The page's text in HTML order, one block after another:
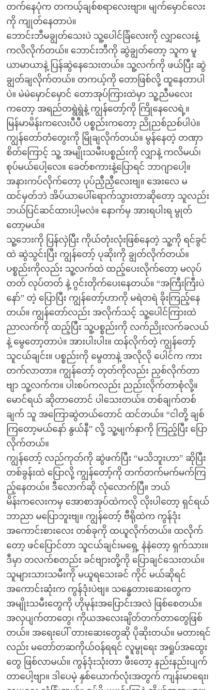
တက်နေပုံက တကယ့်ချစ်စရာလေးဗျာ။ မျက်မှောင်လေး
ကို ကျုတ်နေတာပဲ။
ဘောင်းဘီမချွတ်သေးပဲ သူ့ပေါင်ခြံလေးကို လျှာလေးနဲ့
ကလိလိုက်တယ်။ ဘောင်းဘီကို ဆွဲချွတ်တော့ သူက မူ
ယာမာယာနဲ့ ပြန်ဆွဲနေသေးတယ်။ သူ့လက်ကို ဖယ်ပြီး ဆွဲ
ချွတ်ချလိုက်တယ်။ တကယ့်ကို တောဖြစ်လို့ ထူနေတာပါ
ပဲ။ မဲမဲမှောင်မှောင် တောအုပ်ကြားထဲမှာ သူ့ညီမလေး
ကတော့ အရည်တရွဲရွဲနဲ့ ကျွန်တော့်ကို ကြိုနေလေရဲ့။
မြန်မာမိန်းကလေးပီပီ ပစ္စည်းကတော့ ညိုညစ်ညစ်ပါပဲ။
ကျွန်တော်တံတွေးကို မြိုချလိုက်တယ်။ မွန်နေတဲ့ တဏှာ
စိတ်ကြောင့် သူ့ အမျိုးသမီးပစ္စည်းကို လျှာနဲ့ ကလိမယ်၊
စုပ်မယ်ပေါ့လေ။ ခေတ်စကားနဲ့ပြောရင် ဘာဂျာပေါ့။
အနားကပ်လိုက်တော့ ပုပ်ညှီညှီလေးဗျ။ အေးလေ မ
ထင်မှတ်ဘဲ အိပ်ယာပေါ်ရောက်သွားတာဆိုတော့ သူလည်း
ဘယ်ပြင်ဆင်ထားပါ့မလဲ။ နောက်မှ အားရပါးရ မွုတ်
တော့မယ်။
သူ့ဘေးကို ပြန်လှဲပြီး ကိုယ်တုံးလုံးဖြစ်နေတဲ့ သူ့ကို ရင်ခွင်
ထဲ ဆွဲသွင်းပြီး ကျွန်တော့် ပုဆိုးကို ချွတ်လိုက်တယ်။
ပစ္စည်းကိုလည်း သူ့လက်ထဲ ထည့်ပေးလိုက်တော့ မလုပ်
တတ် လုပ်တတ် နဲ့ ဂွင်းတိုက်ပေးနေတယ်။ “အကြီးကြီးပဲ
နော်” တဲ့ ပြောပြီး ကျွန်တော့်ဟာကို မရဲတရဲ ခိုးကြည့်နေ
တယ်။ ကျွန်တော်လည်း အလိုက်သင့် သူ့ပေါင်ကြားထဲ
ညာလက်ကို ထည့်ပြီး သူ့ပစ္စည်းကို လက်ညိုးလက်ခလယ်
နဲ့ မွေတော့တာပဲ။ အားပါးပါး။ ထန်လိုက်တဲ့ ကျွန်တော့်
သူငယ်ချင်း။ ပစ္စည်းကို မွေတာနဲ့ အလိုလို ပေါင်က ကား
တက်လာတာ။ ကျွန်တော့် တုတ်ကိုလည်း ညှစ်လိုက်တာ
ဗျာ သူ့လက်က။ ပါးစပ်ကလည်း ညည်းလိုက်တာစုံလို့။
မောင်ရယ် ဆိုတာတောင် ပါသေးတယ်။ တစ်ချက်တစ်
ချက် သူ အကြောဆွဲတယ်တောင် ထင်တယ်။ “ငါတို့ ချစ်
ကြတော့မယ်နော် နွယ်နီ” လို့ သူ့မျက်နှာကို ကြည့်ပြီး ပြော
လိုက်တယ်။
ကျွန်တော့် လည်ကုတ်ကို ဆွဲဖက်ပြီး “မသိဘူးဟာ” ဆိုပြီး
တစ်ခွန်းထဲ ပြောလို့ ကျွန်တော့်ကို တက်တက်မက်မက်ကြ
ည့်နေတယ်။ ဒီလောက်ဆို လုံလောက်ပြီ။ ဘယ်
မိန်းကလေးကမှ အောစာအုပ်ထဲကလို လိုးပါတော့ ရှင်ရယ်
ဘာညာ မပြောဘူးဗျ။ ကျွန်တော့် ဗီရိုထဲက ကွန်ဒုံး
အကောင်းစားလေး တစ်ခုကို ထယူလိုက်တယ်။ ထလိုက်
တော့ ဖင်ပြောင်တာ သူငယ်ချင်းမရှေ့ နဲနဲတော့ ရှက်သား။
ဒီမှာ တလက်စတည်း ခင်ဗျားတို့ကို ပြောချင်သေးတယ်။
သူများသားသမီးကို မယူရသေးခင် ကိုင် မယ်ဆိုရင်
အကောင်းဆုံးက ကွန်ဒုံးပဲဗျ။ သန္ဓေတားဆေးတွေက
အမျိုးသမီးတွေကို ဟိုမုန်းအပြောင်းအလဲ ဖြစ်စေတယ်။
အလှပျက်တာတွေ၊ ကိုယအလေးချိတ်တက်တာတွေဖြစ်
တယ်။ အရေးပေါ် တားဆေးတွေဆို ပိုဆိုးတယ်။ မတားရင်
လည်း မတော်တဆကိုယ်ဝန်ရရင် လူမွုရေး အရှုပ်အထွေး
တွေ ဖြစ်လာမယ်။ ကွန်ဒုံးသုံးတာ ဖီးတော့ နည်းနည်းပျက်
တာပေါ့ဗျာ။ ဒါပေမဲ့ နှစ်ယောက်လုံးအတွက် ကျန်းမာရေး၊